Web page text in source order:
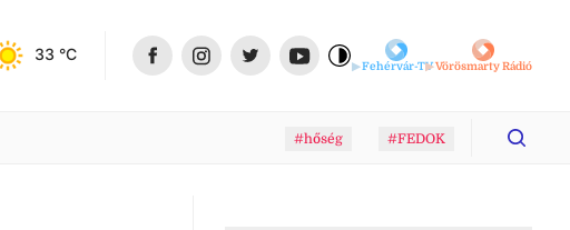
33 °C
Fehérvár-TVVörösmarty Rádió
#hőség #FEDOK